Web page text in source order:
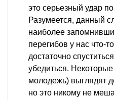
это серьезный удар
Разумеется, данный
наиболее
перегибов у нас что-
достаточно
убедиться.
молодежь) выглядят
но это никому не